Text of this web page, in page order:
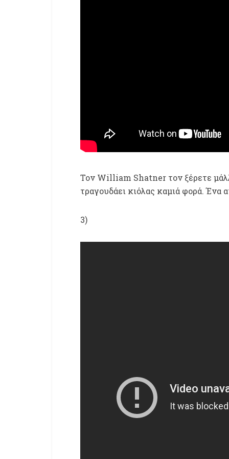
Τον William Shatner τον ξέρετε
τραγουδάει κιόλας καμιά φορά. Ένα
3)